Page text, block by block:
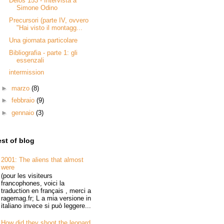
Simone Odino
Precursori (parte IV, ovvero
"Hai visto il montagg...
Una giornata particolare
Bibliografia - parte 1: gli
essenzali
intermission
► marzo (8)
► febbraio (9)
► gennaio (3)
of blog
2001: The aliens that almost
were
(pour les visiteurs
francophones, voici la
traduction en français , merci a
ragemag.fr; L a mia versione in
italiano invece si può leggere...